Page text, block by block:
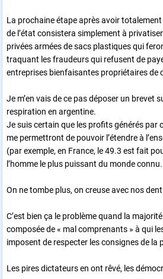
La prochaine étape après avoir
de l’état consistera simplement à privatiser
privées armées de sacs plastiques qui
traquant les fraudeurs qui refusent de
entreprises bienfaisantes propriétaires de
Je m’en vais de ce pas déposer un brevet
respiration en argentine.
Je suis certain que les profits générés par
me permettront de pouvoir l’étendre à
(par exemple, en France, le 49.3 est fait
l’homme le plus puissant du monde connu.
On ne tombe plus, on creuse avec nos
C’est bien ça le problème quand la
composée de « mal comprenants » à qui
imposent de respecter les consignes de la
Les pires dictateurs en ont rêvé, les